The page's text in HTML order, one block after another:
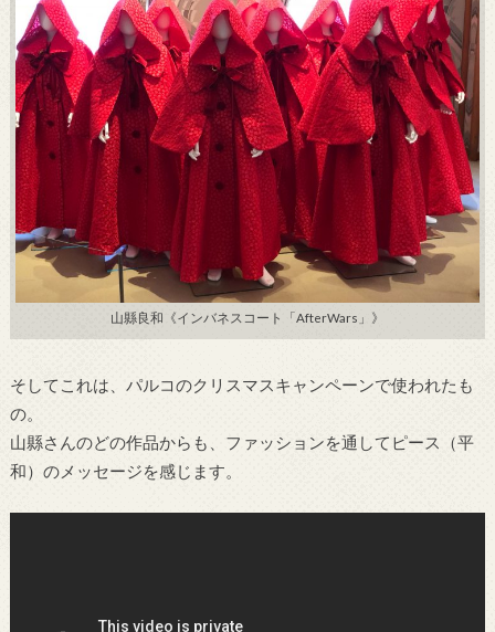
山縣良和《インバネスコート「AfterWars」》
そしてこれは、パルコのクリスマスキャンペーンで使われたも
の。
山縣さんのどの作品からも、ファッションを通してピース（平
和）のメッセージを感じます。